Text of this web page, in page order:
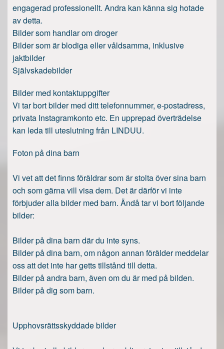
engagerad professionellt. Andra kan känna sig hotade
av detta.
Bilder som handlar om droger
Bilder som är blodiga eller våldsamma, inklusive
jaktbilder
Självskadebilder
Bilder med kontaktuppgifter
Vi tar bort bilder med ditt telefonnummer, e-postadress,
privata Instagramkonto etc. En upprepad överträdelse
kan leda till uteslutning från LINDUU.
Foton på dina barn
Vi vet att det finns föräldrar som är stolta över sina barn
och som gärna vill visa dem. Det är därför vi inte
förbjuder alla bilder med barn. Ändå tar vi bort följande
bilder:
Bilder på dina barn där du inte syns.
Bilder på dina barn, om någon annan förälder meddelar
oss att det inte har getts tillstånd till detta.
Bilder på andra barn, även om du är med på bilden.
Bilder på dig som barn.
Upphovsrättsskyddade bilder